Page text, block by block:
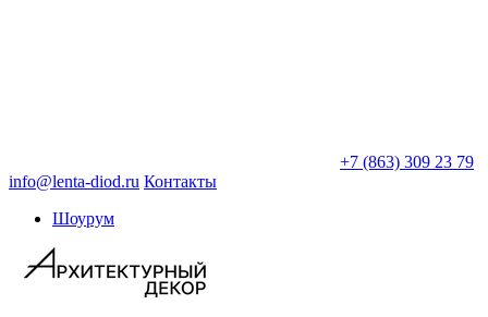
+7 (863) 309 23 79
info@lenta-diod.ru Контакты
Шоурум